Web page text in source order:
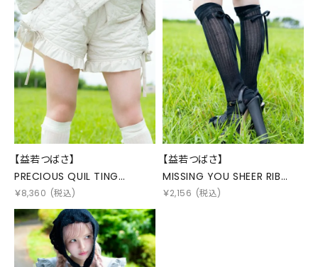
【益若つばさ】
PRECIOUS QUIL TING
SHORTS
￥8,360 (税込)
【益若つばさ】
MISSING YOU SHEER RIB
HIGH SOCKS
￥2,156 (税込)